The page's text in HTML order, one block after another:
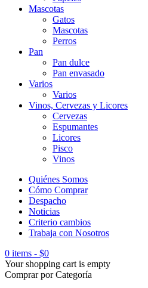
Mascotas
Gatos
Mascotas
Perros
Pan
Pan dulce
Pan envasado
Varios
Varios
Vinos, Cervezas y Licores
Cervezas
Espumantes
Licores
Pisco
Vinos
Quiénes Somos
Cómo Comprar
Despacho
Noticias
Criterio cambios
Trabaja con Nosotros
0 items - $0
Your shopping cart is empty
Comprar por Categoría